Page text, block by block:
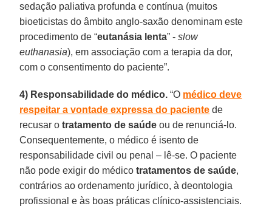
sedação paliativa profunda e contínua (muitos
bioeticistas do âmbito anglo-saxão denominam este
procedimento de “eutanásia lenta” -slow
euthanasia), em associação com a terapia da dor,
com o consentimento do paciente”.
4) Responsabilidade do médico. “O médico deve
respeitar a vontade expressa do paciente de
recusar otratamento de saúde ou de renunciá-lo.
Consequentemente, o médico é isento de
responsabilidade civil ou penal – lê-se. O paciente
não pode exigir do médicotratamentos de saúde,
contrários ao ordenamento jurídico, à deontologia
profissional e às boas práticas clínico-assistenciais.